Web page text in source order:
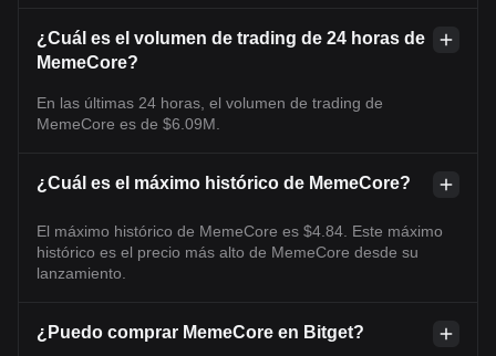
¿Cuál es el volumen de trading de 24 horas de
MemeCore?
En las últimas 24 horas, el volumen de trading de
MemeCore es de $6.09M.
¿Cuál es el máximo histórico de MemeCore?
El máximo histórico de MemeCore es $4.84. Este máximo
histórico es el precio más alto de MemeCore desde su
lanzamiento.
¿Puedo comprar MemeCore en Bitget?